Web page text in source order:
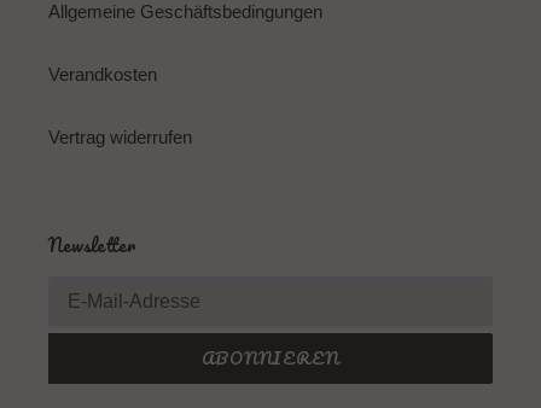
Allgemeine Geschäftsbedingungen
Verandkosten
Vertrag widerrufen
Newsletter
ABONNIEREN